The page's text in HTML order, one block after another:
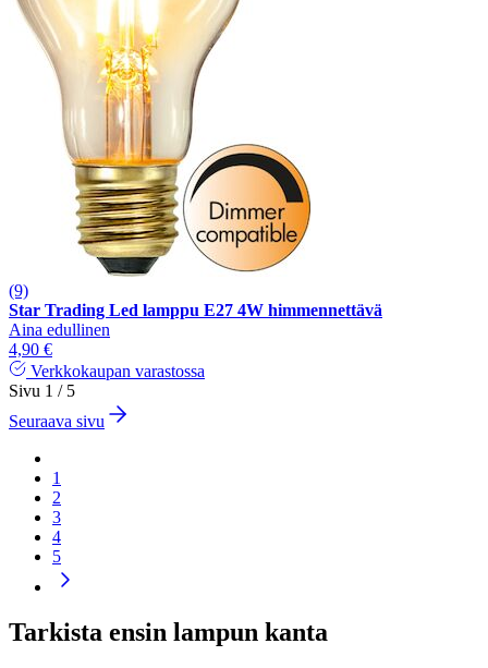
(9)
Star Trading Led lamppu E27 4W himmennettävä
Aina edullinen
4,90 €
Verkkokaupan varastossa
Sivu 1 / 5
Seuraava sivu
1
2
3
4
5
Tarkista ensin lampun kanta